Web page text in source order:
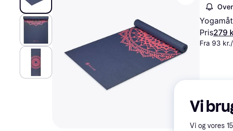
Pris279
Fra 93
Vi
Vi og vores